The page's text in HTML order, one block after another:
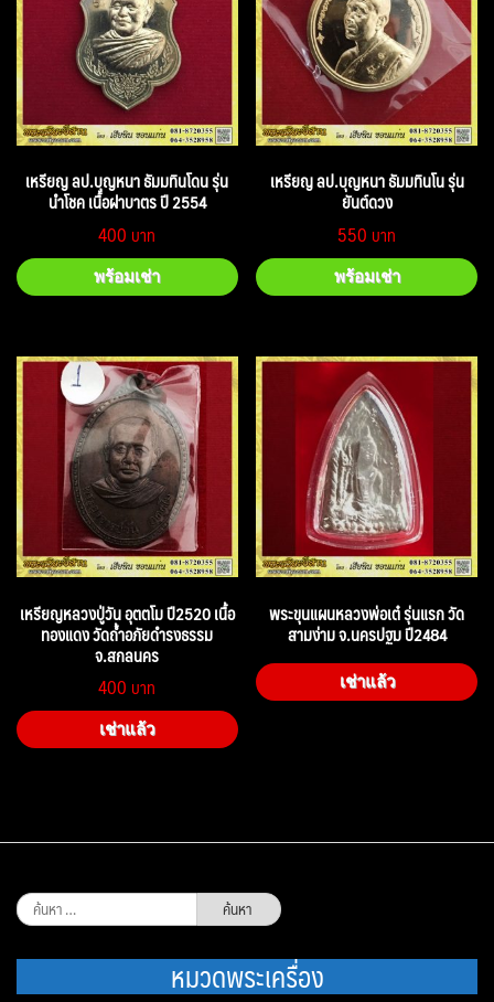
เหรียญ ลป.บุญหนา ธัมมทินโดน รุ่น
นำโชค เนื้อฝาบาตร ปี 2554
400
พร้อมเช่า
เหรียญ ลป.บุญหนา ธัมมทินโน รุ่น
ยันต์ดวง
550
พร้อมเช่า
เหรียญหลวงปู่วัน อุตตโม ปี2520 เนื้อ
ทองแดง วัดถ้ำอภัยดำรงธรรม
จ.สกลนคร
400
เช่าแล้ว
พระขุนแผนหลวงพ่อเต๋ รุ่นแรก วัด
สามง่าม จ.นครปฐม ปี2484
เช่าแล้ว
ค้นหา
สำหรับ:
หมวดพระเครื่อง